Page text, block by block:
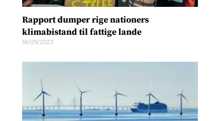
Rapport dumper rige nationers
klimabistand til fattige lande
18/09/2023